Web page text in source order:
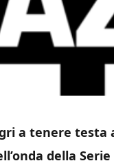
a tenere testa
della Serie